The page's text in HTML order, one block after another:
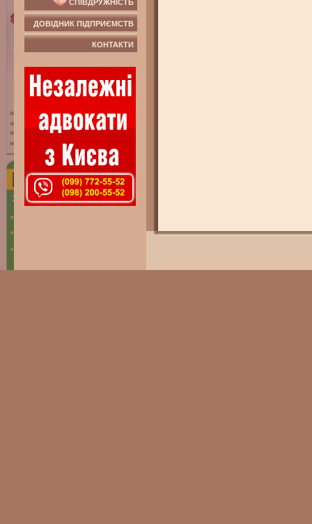
СПІВДРУЖНІСТЬ
ДОВІДНИК ПІДПРИЄМСТВ
КОНТАКТИ